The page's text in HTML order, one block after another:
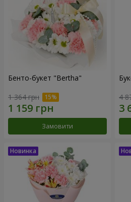
Бенто-букет "Bertha"
1 364 грн
Замовити
4